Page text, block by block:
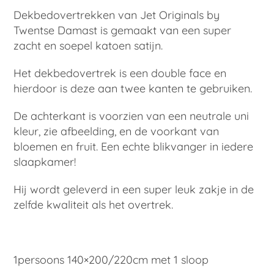
Dekbedovertrekken van Jet Originals by
Twentse Damast is gemaakt van een super
zacht en soepel katoen satijn.
Het dekbedovertrek is een double face en
hierdoor is deze aan twee kanten te gebruiken.
De achterkant is voorzien van een neutrale uni
kleur, zie afbeelding, en de voorkant van
bloemen en fruit. Een echte blikvanger in iedere
slaapkamer!
Hij wordt geleverd in een super leuk zakje in de
zelfde kwaliteit als het overtrek.
1persoons 140×200/220cm met 1 sloop